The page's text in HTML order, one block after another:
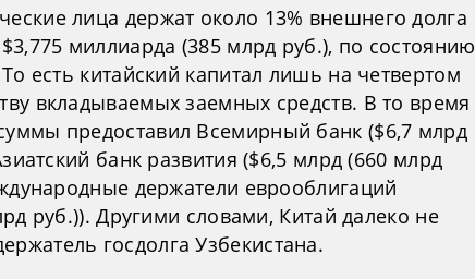
лица держат около 13% внешнего долга
миллиарда (385 млрд руб.), по состоянию
есть китайский капитал лишь на четвертом
вкладываемых заемных средств. В то время
предоставил Всемирный банк ($6,7 млрд
банк развития ($6,5 млрд (660 млрд
держатели еврооблигаций
руб.)). Другими словами, Китай далеко не
госдолга Узбекистана.